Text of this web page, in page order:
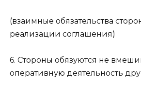
(взаимные обязательства
реализации соглашения)
6. Стороны обязуются не
оперативную деятельность